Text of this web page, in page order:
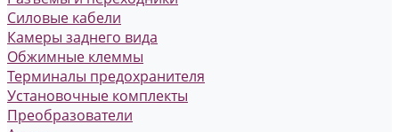
Силовые кабели
Камеры заднего вида
Обжимные клеммы
Терминалы предохранителя
Установочные комплекты
Преобразователи